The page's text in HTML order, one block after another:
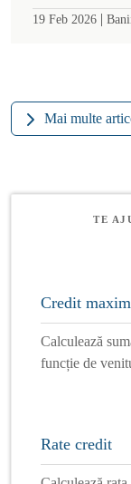
19 Feb 2026 |
Mai multe
TE
Credit maxim
Calculează
funcție de
Rate credit